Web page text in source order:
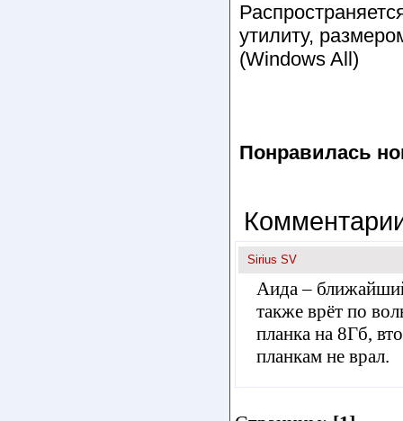
утилиту,
(Windows All)
Понравилась
Sirius SV
Аида –
также врёт по
планка на 8Гб,
планкам не врал.